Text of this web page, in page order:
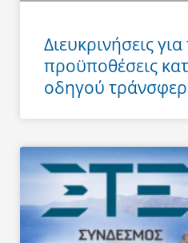
Διευκρινήσεις για
προϋποθέσεις
οδηγού τράνσφερ